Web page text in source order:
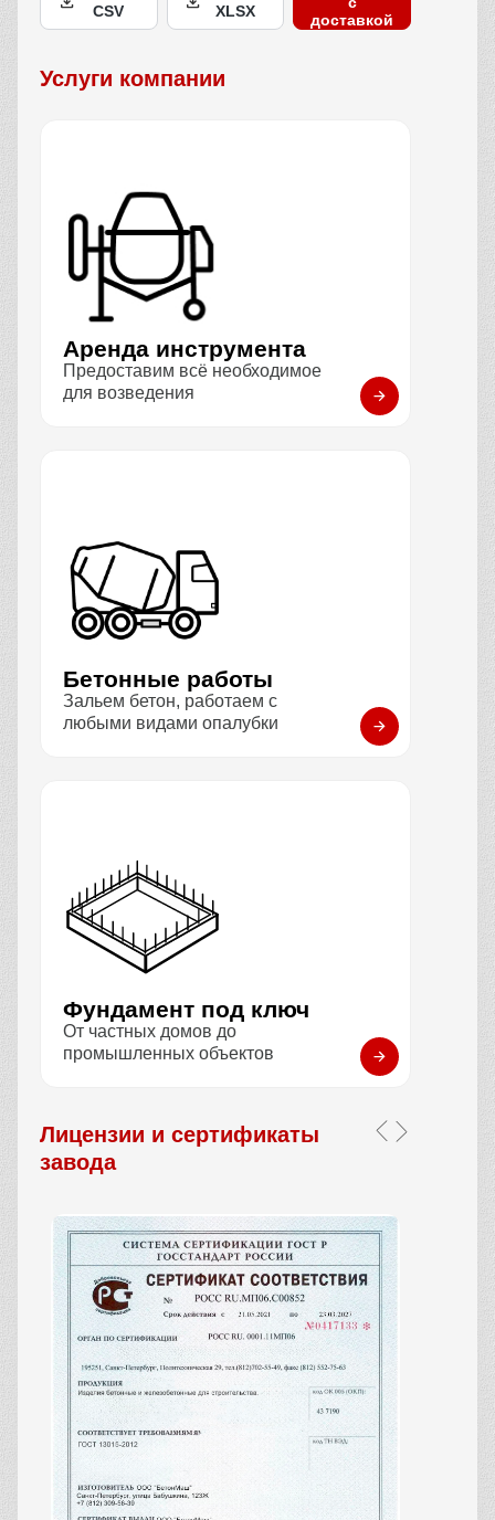
CSV
XLSX
доставкой
Услуги компании
Аренда инструмента
Предоставим всё необходимое
для возведения
Бетонные работы
Зальем бетон, работаем с
любыми видами опалубки
Фундамент под ключ
От частных домов до
промышленных объектов
Лицензии и сертификаты
завода